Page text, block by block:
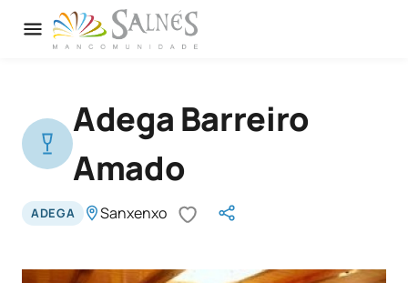
Adega Barreiro
Amado
ADEGA Sanxenxo